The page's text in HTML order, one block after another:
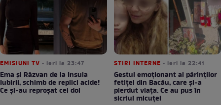
EMISIUNI TV • ieri la 23:47
Ema și Răzvan de la Insula
Iubirii, schimb de replici acide!
Ce și-au reproșat cei doi
STIRI INTERNE • ieri la 22:41
Gestul emoționant al părinților
fetiței din Bacău, care și-a
pierdut viața. Ce au pus în
sicriul micuței